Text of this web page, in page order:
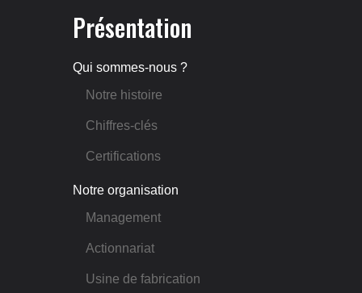
Présentation
Qui sommes-nous ?
Notre histoire
Chiffres-clés
Certifications
Notre organisation
Management
Actionnariat
Usine de fabrication